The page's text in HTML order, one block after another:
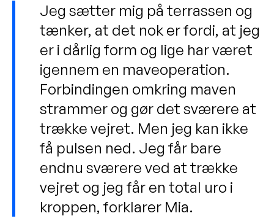
Jeg sætter mig på terrassen og
tænker, at det nok er fordi, at jeg
er i dårlig form og lige har været
igennem en maveoperation.
Forbindingen omkring maven
strammer og gør det sværere at
trække vejret. Men jeg kan ikke
få pulsen ned. Jeg får bare
endnu sværere ved at trække
vejret og jeg får en total uro i
kroppen, forklarer Mia.